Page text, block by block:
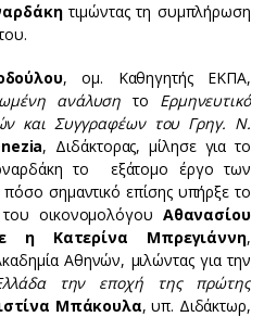
τιμώντας τη συμπλήρωση
, ομ. Καθηγητής ΕΚΠΑ,
ανάλυση το Ερμηνευτικό
και Συγγραφέων του Γρηγ. Ν.
, Διδάκτορας, μίλησε για το
το εξάτομο έργο των
σημαντικό επίσης υπήρξε το
οικονομολόγου Αθανασίου
η Κατερίνα Μπρεγιάννη,
Αθηνών, μιλώντας για την
την εποχή της πρώτης
Μπάκουλα, υπ. Διδάκτωρ,